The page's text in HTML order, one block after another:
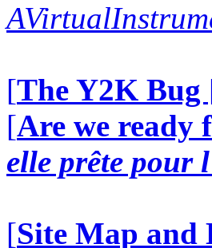
[The Y2K Bug
[Are we ready
elle prête pour
[Site Map and